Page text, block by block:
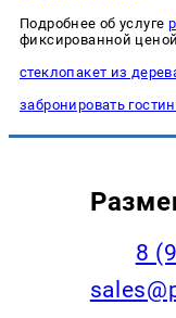
Подробнее об услуге
фиксированной ценой
стеклопакет из
забронировать
8